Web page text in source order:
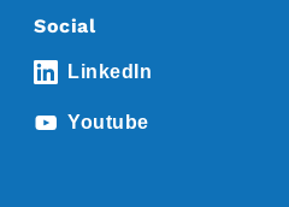
Social
LinkedIn
Youtube